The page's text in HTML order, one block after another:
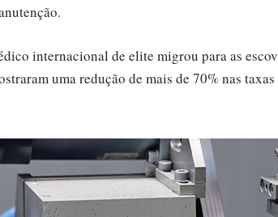
internacional de elite migrou para as
uma redução de mais de 70% nas